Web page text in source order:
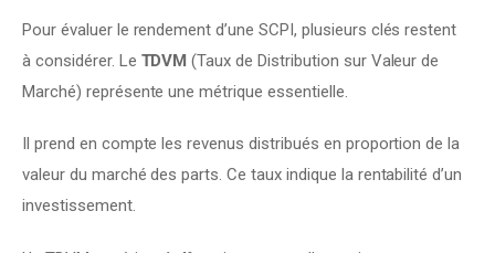
Pour évaluer le rendement d’une SCPI, plusieurs clés restent
à considérer. Le TDVM (Taux de Distribution sur Valeur de
Marché) représente une métrique essentielle.
Il prend en compte les revenus distribués en proportion de la
valeur du marché des parts. Ce taux indique la rentabilité d’un
investissement.